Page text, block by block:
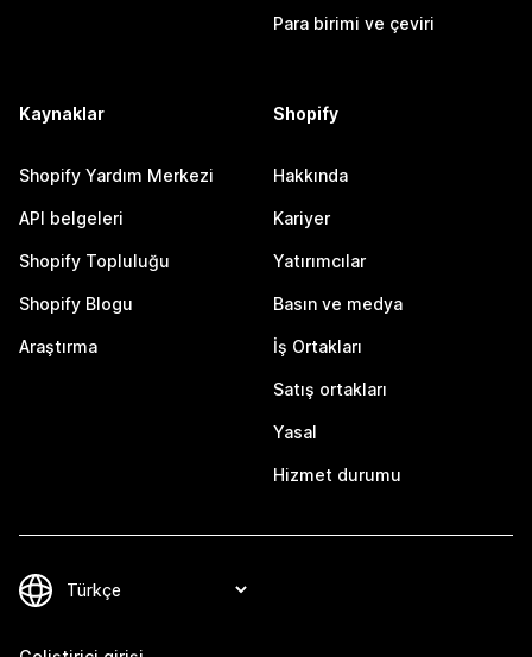
Para birimi ve çeviri
Kaynaklar
Shopify Yardım Merkezi
API belgeleri
Shopify Topluluğu
Shopify Blogu
Araştırma
Shopify
Hakkında
Kariyer
Yatırımcılar
Basın ve medya
İş Ortakları
Satış ortakları
Yasal
Hizmet durumu